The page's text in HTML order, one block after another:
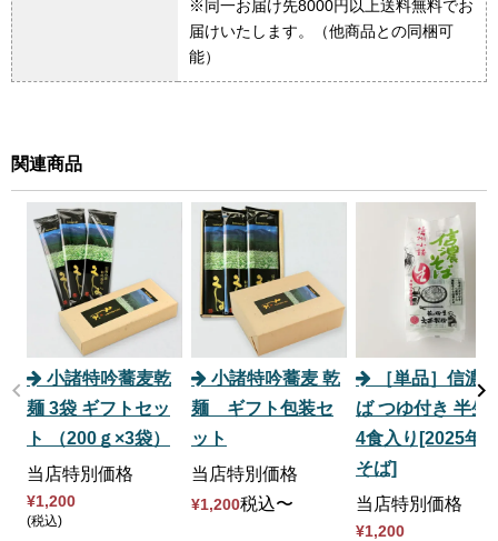
※同一お届け先8000円以上送料無料でお
届けいたします。（他商品との同梱可
能）
関連商品
小諸特吟蕎麦乾
麺 3袋 ギフトセッ
ト （200ｇ×3袋）
当店特別価格
¥1,200
税込
小諸特吟蕎麦 乾
麺 ギフト包装セ
ット
当店特別価格
¥1,200税込〜
［単品］信濃
ば つゆ付き 半生
4食入り[2025年
そば]
当店特別価格
¥1,200